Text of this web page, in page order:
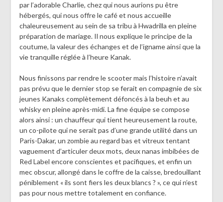
par l’adorable Charlie, chez qui nous aurions pu être
hébergés, qui nous offre le café et nous accueille
chaleureusement au sein de sa tribu à Hwadrilla en pleine
préparation de mariage. Il nous explique le principe de la
coutume, la valeur des échanges et de l’igname ainsi que la
vie tranquille réglée à l’heure Kanak.
Nous finissons par rendre le scooter mais l’histoire n’avait
pas prévu que le dernier stop se ferait en compagnie de six
jeunes Kanaks complètement défoncés à la beuh et au
whisky en pleine après-midi. La fine équipe se compose
alors ainsi : un chauffeur qui tient heureusement la route,
un co-pilote qui ne serait pas d’une grande utilité dans un
Paris-Dakar, un zombie au regard bas et vitreux tentant
vaguement d’articuler deux mots, deux nanas imbibées de
Red Label encore conscientes et pacifiques, et enfin un
mec obscur, allongé dans le coffre de la caisse, bredouillant
péniblement « ils sont fiers les deux blancs ? », ce qui n’est
pas pour nous mettre totalement en confiance.